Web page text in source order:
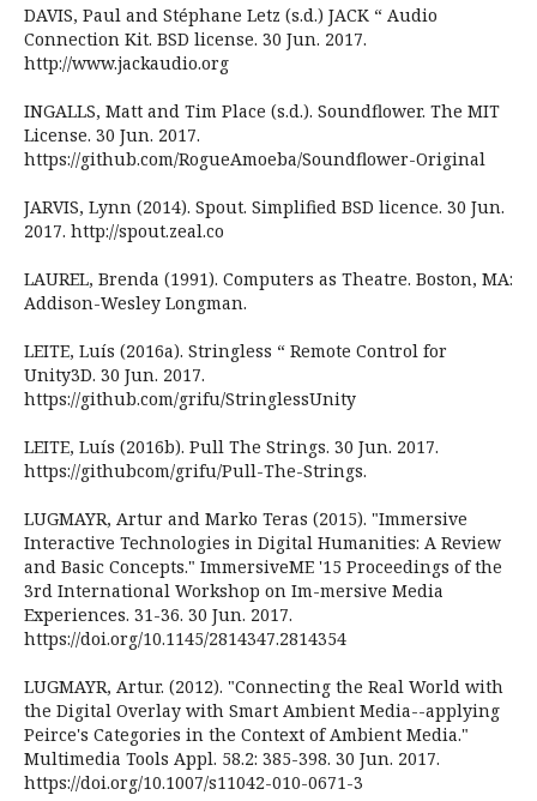
DAVIS, Paul and Stéphane Letz (s.d.) JACK “ Audio
Connection Kit. BSD license. 30 Jun. 2017.
http://www.jackaudio.org
INGALLS, Matt and Tim Place (s.d.). Soundflower. The MIT
License. 30 Jun. 2017.
https://github.com/RogueAmoeba/Soundflower-Original
JARVIS, Lynn (2014). Spout. Simplified BSD licence. 30 Jun.
2017. http://spout.zeal.co
LAUREL, Brenda (1991). Computers as Theatre. Boston, MA:
Addison-Wesley Longman.
LEITE, Luís (2016a). Stringless “ Remote Control for
Unity3D. 30 Jun. 2017.
https://github.com/grifu/StringlessUnity
LEITE, Luís (2016b). Pull The Strings. 30 Jun. 2017.
https://githubcom/grifu/Pull-The-Strings.
LUGMAYR, Artur and Marko Teras (2015). "Immersive
Interactive Technologies in Digital Humanities: A Review
and Basic Concepts." ImmersiveME '15 Proceedings of the
3rd International Workshop on Im-mersive Media
Experiences. 31-36. 30 Jun. 2017.
https://doi.org/10.1145/2814347.2814354
LUGMAYR, Artur. (2012). "Connecting the Real World with
the Digital Overlay with Smart Ambient Media--applying
Peirce's Categories in the Context of Ambient Media."
Multimedia Tools Appl. 58.2: 385-398. 30 Jun. 2017.
https://doi.org/10.1007/s11042-010-0671-3